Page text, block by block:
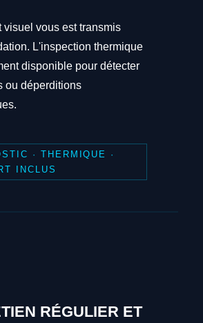
visuel vous est transmis
L'inspection thermique
disponible pour détecter
ou déperditions
· THERMIQUE ·
INCLUS
RÉGULIER ET